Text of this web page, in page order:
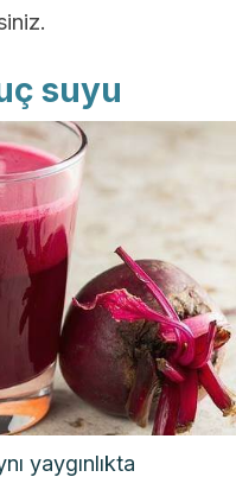
suyu
yaygınlıkta